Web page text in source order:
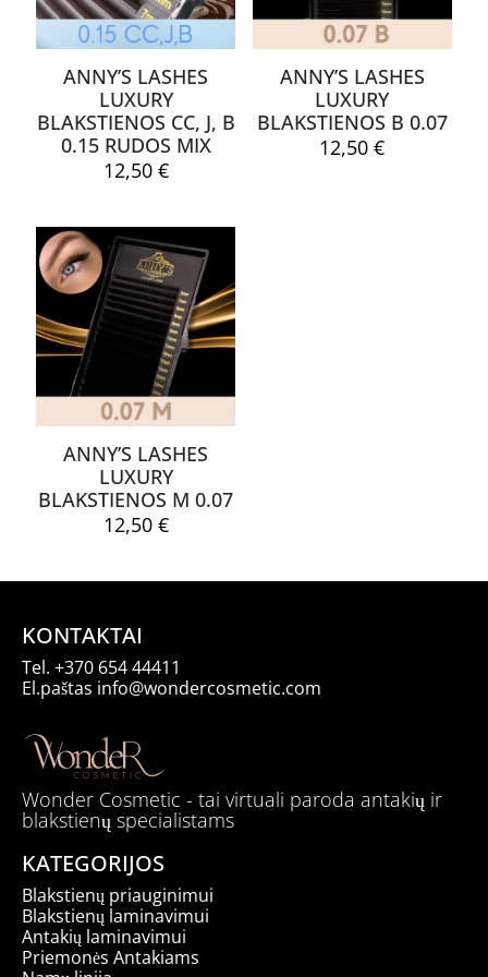
El.
paštas*
Noriu savo interneto naršyklėje išsaugoti vardą, el. pašto
adresą ir interneto puslapį, kad jų nebereiktų įvesti iš naujo, kai
kitą kartą vėl norėsiu parašyti komentarą.
ANNY’S LASHES
LUXURY
BLAKSTIENOS CC, J, B
0.15 RUDOS MIX
12,50 €
ANNY’S LASHES
LUXURY
BLAKSTIENOS B 0.07
12,50€
ANNY’S LASHES
LUXURY
BLAKSTIENOS M 0.07
12,50 €
KONTAKTAI
Tel. +370 654 44411
El.paštas info@wondercosmetic.com
Wonder Cosmetic - tai virtuali paroda antakių ir
blakstienų specialistams
KATEGORIJOS
Blakstienų priauginimui
Blakstienų laminavimui
Antakių laminavimui
Priemonės Antakiams